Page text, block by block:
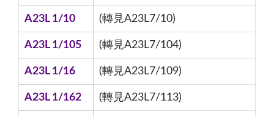
A23L 1/10 (轉見A23L7/10)
A23L 1/105 (轉見A23L7/104)
A23L 1/16 (轉見A23L7/109)
A23L 1/162 (轉見A23L7/113)